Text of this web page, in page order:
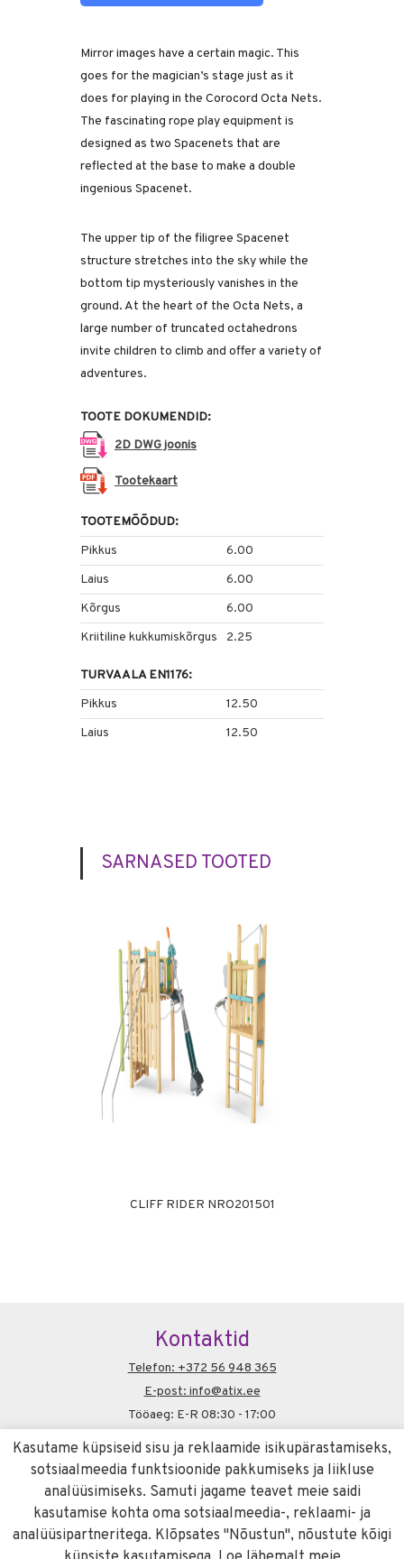
Mirror images have a certain magic. This
goes for the magician’s stage just as it
does for playing in the Corocord Octa Nets.
The fascinating rope play equipment is
designed as two Spacenets that are
reflected at the base to make a double
ingenious Spacenet.
The upper tip of the filigree Spacenet
structure stretches into the sky while the
bottom tip mysteriously vanishes in the
ground. At the heart of the Octa Nets, a
large number of truncated octahedrons
invite children to climb and offer a variety of
adventures.
TOOTE DOKUMENDID:
2D DWG joonis
Tootekaart
TOOTEMÕÕDUD:
Pikkus
6.00
Laius
6.00
Kõrgus
6.00
Kriitiline kukkumiskõrgus
2.25
TURVAALA EN1176:
Pikkus
12.50
Laius
12.50
SARNASED TOOTED
CLIFF RIDER NRO201501
Kontaktid
Telefon: +372 56 948 365
E-post: info@atix.ee
Tööaeg: E-R 08:30 - 17:00
Soovitame
liivameister.ee
Info
Küpsiste kasutamise poliitika
Kasutame küpsiseid sisu ja reklaamide isikupärastamiseks,
sotsiaalmeedia funktsioonide pakkumiseks ja liikluse
analüüsimiseks. Samuti jagame teavet meie saidi
kasutamise kohta oma sotsiaalmeedia-, reklaami- ja
analüüsipartneritega. Klõpsates "Nõustun", nõustute kõigi